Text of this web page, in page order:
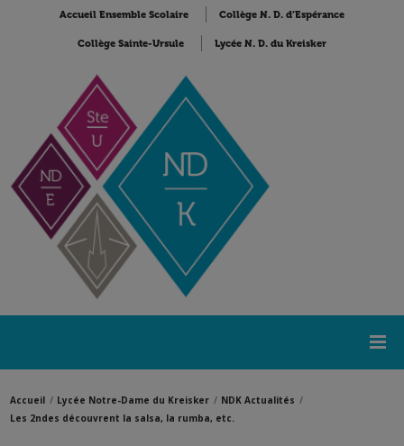
Accueil Ensemble Scolaire Collège N. D. d’Espérance
Collège Sainte-Ursule Lycée N. D. du Kreisker
Accueil Lycée Notre-Dame du Kreisker
NDK Actualités
Les 2ndes découvrent la salsa, la rumba, etc.